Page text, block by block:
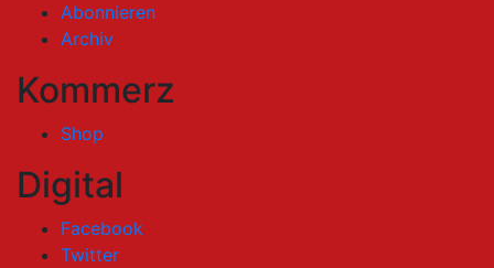
Abonnieren
Archiv
Kommerz
Shop
Digital
Facebook
Twitter